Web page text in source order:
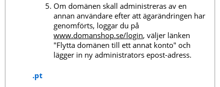
Om domänen skall administreras av en
annan användare efter att ägarändringen har
genomförts, loggar du på
www.domanshop.se/login, väljer länken
"Flytta domänen till ett annat konto" och
lägger in ny administrators epost-adress.
.pt